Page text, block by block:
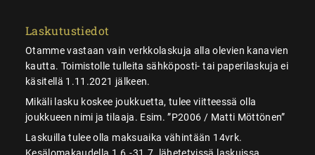
Laskutustiedot
Otamme vastaan vain verkkolaskuja alla olevien kanavien
kautta. Toimistolle tulleita sähköposti- tai paperilaskuja ei
käsitellä 1.11.2021 jälkeen.
Mikäli lasku koskee joukkuetta, tulee viitteessä olla
joukkueen nimi ja tilaaja. Esim. ”P2006 / Matti Möttönen”
Laskuilla tulee olla maksuaika vähintään 14vrk.
Kesälomakaudella 1.6.-31.7. lähetetyissä laskuissa